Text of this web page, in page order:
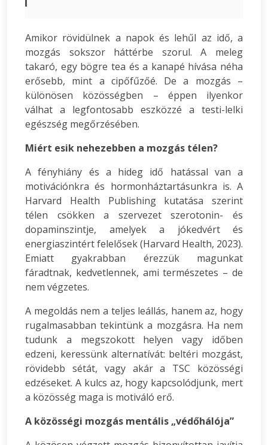
Amikor rövidülnek a napok és lehűl az idő, a
mozgás sokszor háttérbe szorul. A meleg
takaró, egy bögre tea és a kanapé hívása néha
erősebb, mint a cipőfűzőé. De a mozgás –
különösen közösségben – éppen ilyenkor
válhat a legfontosabb eszközzé a testi-lelki
egészség megőrzésében.
Miért esik nehezebben a mozgás télen?
A fényhiány és a hideg idő hatással van a
motivációnkra és hormonháztartásunkra is. A
Harvard Health Publishing kutatása szerint
télen csökken a szervezet szerotonin- és
dopaminszintje, amelyek a jókedvért és
energiaszintért felelősek (Harvard Health, 2023).
Emiatt gyakrabban érezzük magunkat
fáradtnak, kedvetlennek, ami természetes – de
nem végzetes.
A megoldás nem a teljes leállás, hanem az, hogy
rugalmasabban tekintünk a mozgásra. Ha nem
tudunk a megszokott helyen vagy időben
edzeni, keressünk alternatívát: beltéri mozgást,
rövidebb sétát, vagy akár a TSC közösségi
edzéseket. A kulcs az, hogy kapcsolódjunk, mert
a közösség maga is motiváló erő.
A közösségi mozgás mentális „védőhálója”